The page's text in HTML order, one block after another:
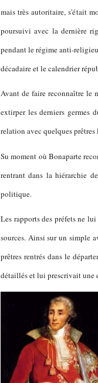
mais très autoritaire, s'était
poursuivi avec la dernière
pendant le régime anti-
décadaire et le calendrier
Avant de faire reconnaître le
extirper les derniers germes
relation avec quelques prêtres
Su moment où Bonaparte
rentrant dans la hiérarchie
politique.
Les rapports des préfets ne
sources. Ainsi sur un simple
prêtres rentrés dans le
détaillés et lui prescrivait une